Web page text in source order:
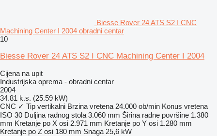
Biesse Rover 24 ATS S2 I CNC
Machining Center I 2004 obradni centar
10
Biesse Rover 24 ATS S2 I CNC Machining Center I 2004
Cijena na upit
Industrijska oprema - obradni centar
2004
34.81 k.s. (25.59 kW)
CNC ✓ Tip vertikalni Brzina vretena 24.000 ob/min Konus vretena
ISO 30 Duljina radnog stola 3.060 mm Širina radne površine 1.380
mm Kretanje po X osi 2.971 mm Kretanje po Y osi 1.280 mm
Kretanje po Z osi 180 mm Snaga 25,6 kW